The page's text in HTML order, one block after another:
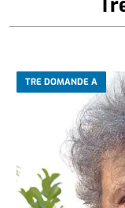
TRE DOMANDE A